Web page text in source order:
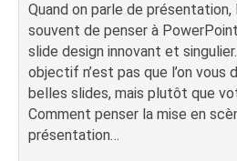
Quand on parle de
souvent de penser à
slide design innovant et
objectif n’est pas que l’on vous
belles slides, mais plutôt que
Comment penser la mise en
présentation…